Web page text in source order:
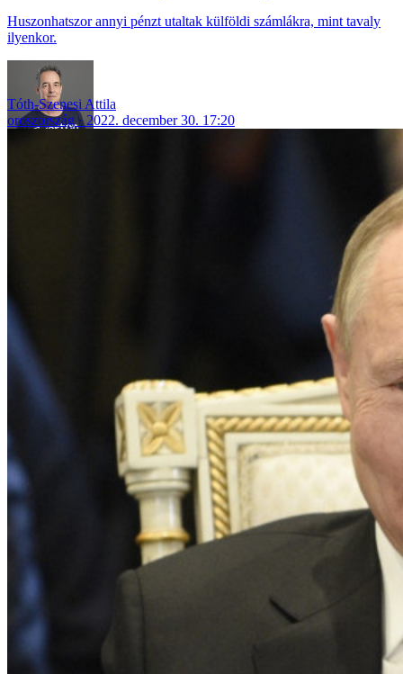
Huszonhatszor annyi pénzt utaltak külföldi számlákra, mint tavaly
ilyenkor.
Tóth-Szenesi Attila
oroszország
2022. december 30. 17:20